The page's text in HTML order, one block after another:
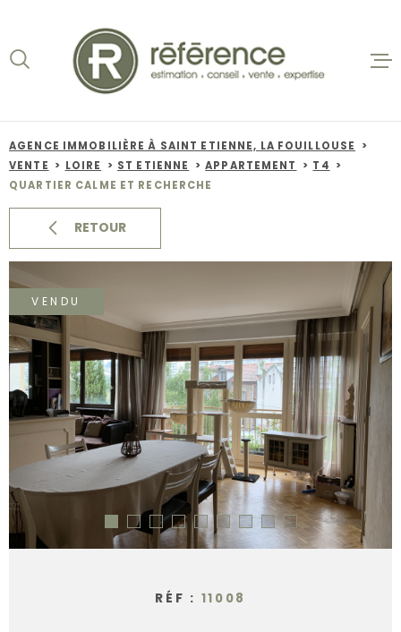
la
recherche
menu
principal
contenu
ACCUEIL
VENTES
BIENS
NOS
ALERTE
CONTACT
AGENCE IMMOBILIÈRE À SAINT ETIENNE, LA FOUILLOUSE
VENTE
LOIRE ST ETIENNE APPARTEMENT
T4
QUARTIER CALME ET RECHERCHE
RETOUR
VENDU
RÉF : 11008